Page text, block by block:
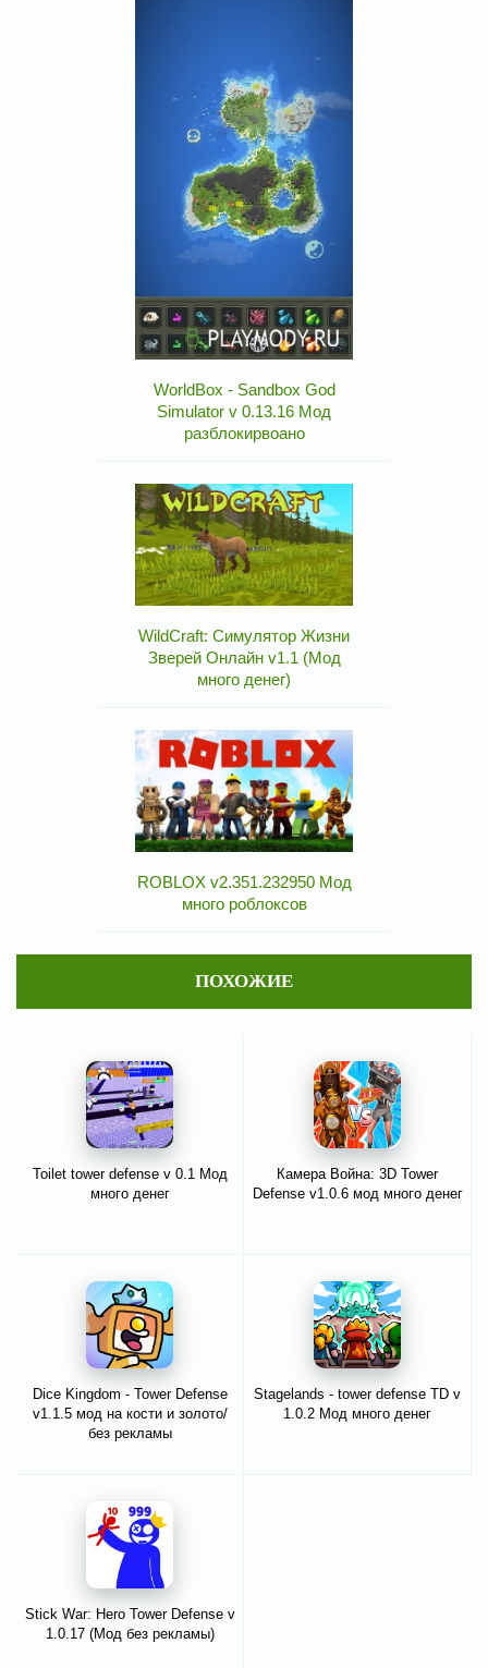
WorldBox - Sandbox God
Simulator v 0.13.16 Мод
разблокирвоано
WildCraft: Симулятор Жизни
Зверей Онлайн v1.1 (Мод
много денег)
ROBLOX v2.351.232950 Мод
много роблоксов
ПОХОЖИЕ
Toilet tower defense v 0.1 Мод
много денег
Камера Война: 3D Tower
Defense v1.0.6 мод много денег
Dice Kingdom - Tower Defense
v1.1.5 мод на кости и золото/
без рекламы
Stagelands - tower defense TD v
1.0.2 Мод много денег
Stick War: Hero Tower Defense v
1.0.17 (Мод без рекламы)